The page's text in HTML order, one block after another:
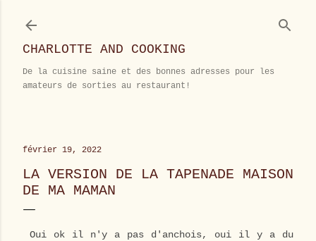
CHARLOTTE AND COOKING
De la cuisine saine et des bonnes adresses pour les
amateurs de sorties au restaurant!
février 19, 2022
LA VERSION DE LA TAPENADE MAISON
DE MA MAMAN
Oui ok il n'y a pas d'anchois, oui il y a du